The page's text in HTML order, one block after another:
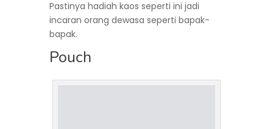
Pastinya hadiah kaos seperti ini jadi
incaran orang dewasa seperti bapak-
bapak.
Pouch